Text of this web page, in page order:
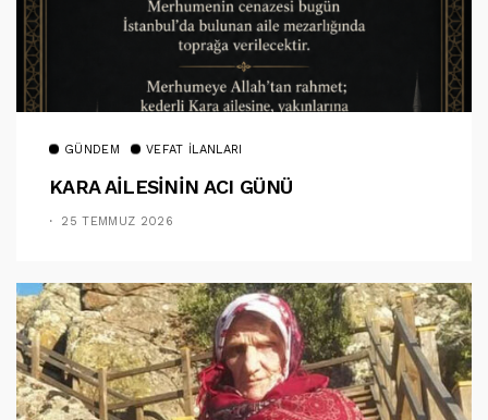
GÜNDEM VEFAT İLANLARI
KARA AİLESİNİN ACI GÜNÜ
25 TEMMUZ 2026